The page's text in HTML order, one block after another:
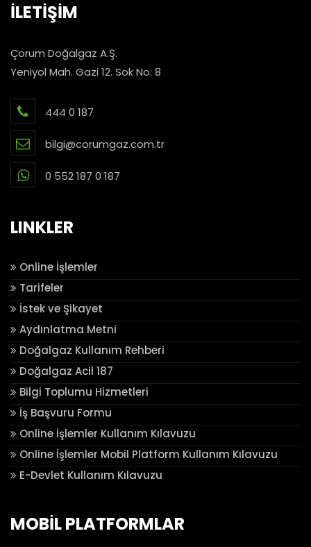
İLETİŞİM
Çorum Doğalgaz A.Ş.
Yeniyol Mah. Gazi 12. Sok No: 8
444 0 187
bilgi@corumgaz.com.tr
0 552 187 0 187
LINKLER
Online İşlemler
Tarifeler
İstek ve Şikayet
Aydınlatma Metni
Doğalgaz Kullanım Rehberi
Doğalgaz Acil 187
Bilgi Toplumu Hizmetleri
İş Başvuru Formu
Online İşlemler Kullanım Kılavuzu
Online İşlemler Mobil Platform Kullanım Kılavuzu
E-Devlet Kullanım Kılavuzu
MOBİL PLATFORMLAR